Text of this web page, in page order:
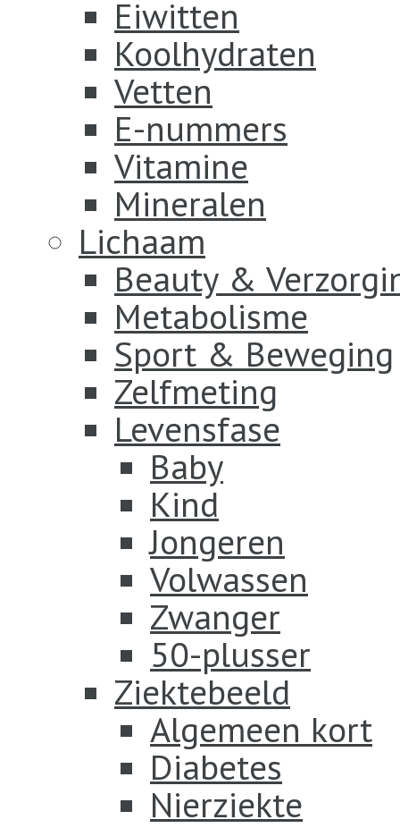
Eiwitten
Koolhydraten
Vetten
E-nummers
Vitamine
Mineralen
Lichaam
Beauty &
Metabolisme
Sport & Beweging
Zelfmeting
Levensfase
Baby
Kind
Jongeren
Volwassen
Zwanger
50-plusser
Ziektebeeld
Algemeen kort
Diabetes
Nierziekte